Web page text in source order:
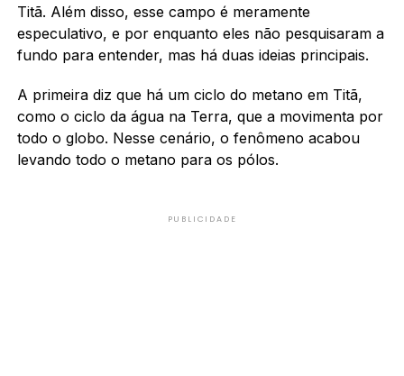
Titã. Além disso, esse campo é meramente
especulativo, e por enquanto eles não pesquisaram a
fundo para entender, mas há duas ideias principais.
A primeira diz que há um ciclo do metano em Titã,
como o ciclo da água na Terra, que a movimenta por
todo o globo. Nesse cenário, o fenômeno acabou
levando todo o metano para os pólos.
PUBLICIDADE